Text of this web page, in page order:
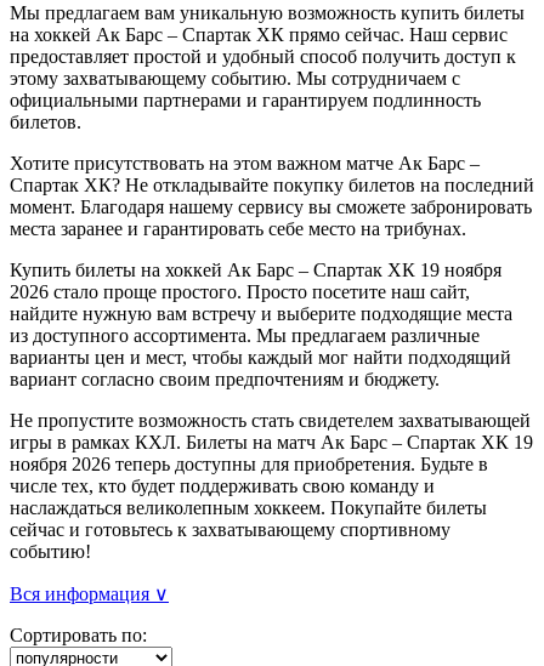
Мы предлагаем вам уникальную возможность купить билеты
на хоккей Ак Барс – Спартак ХК прямо сейчас. Наш сервис
предоставляет простой и удобный способ получить доступ к
этому захватывающему событию. Мы сотрудничаем с
официальными партнерами и гарантируем подлинность
билетов.
Хотите присутствовать на этом важном матче Ак Барс –
Спартак ХК? Не откладывайте покупку билетов на последний
момент. Благодаря нашему сервису вы сможете забронировать
места заранее и гарантировать себе место на трибунах.
Купить билеты на хоккей Ак Барс – Спартак ХК 19 ноября
2026 стало проще простого. Просто посетите наш сайт,
найдите нужную вам встречу и выберите подходящие места
из доступного ассортимента. Мы предлагаем различные
варианты цен и мест, чтобы каждый мог найти подходящий
вариант согласно своим предпочтениям и бюджету.
Не пропустите возможность стать свидетелем захватывающей
игры в рамках КХЛ. Билеты на матч Ак Барс – Спартак ХК 19
ноября 2026 теперь доступны для приобретения. Будьте в
числе тех, кто будет поддерживать свою команду и
наслаждаться великолепным хоккеем. Покупайте билеты
сейчас и готовьтесь к захватывающему спортивному
событию!
Вся информация ∨
Сортировать по: